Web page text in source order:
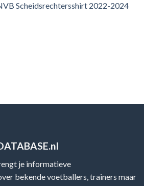
Scheidsrechtersshirt 2022-2024
je informatieve
bekende voetballers, trainers maar